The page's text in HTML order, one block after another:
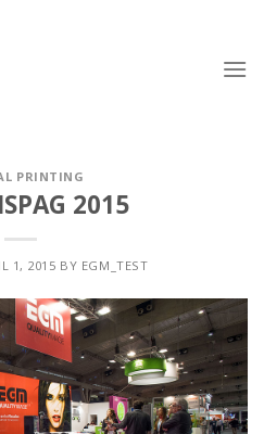
PRINTING
2015
1, 2015 BY EGM_TEST